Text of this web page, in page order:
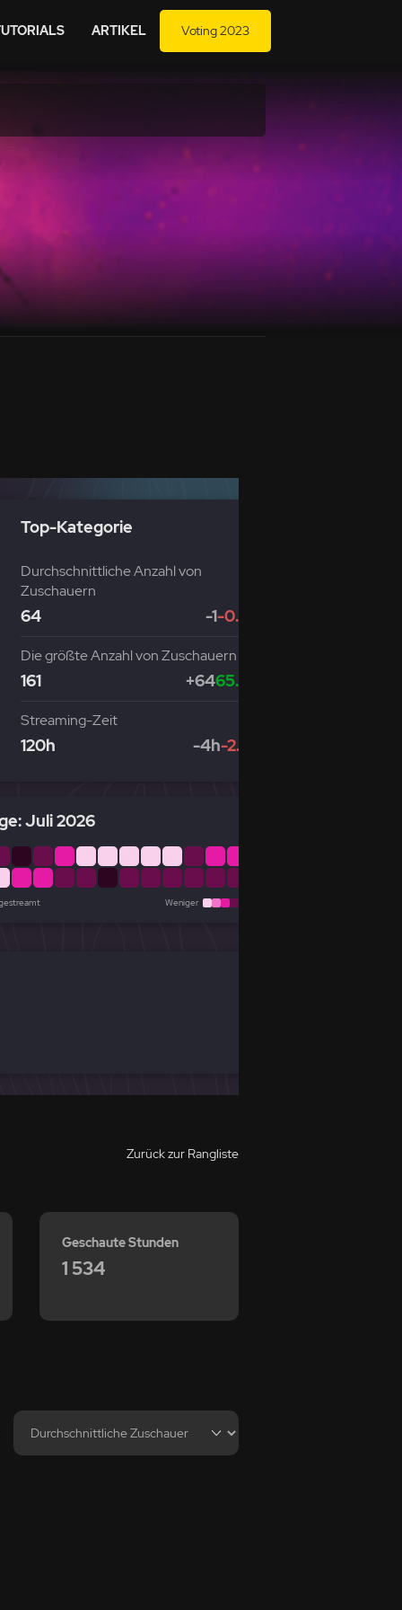
ARTIKEL Voting 2023
Top-Kategorie
Durchschnittliche Anzahl von
Zuschauern
64 -1-0.83%
Die größte Anzahl von Zuschauern
161 +6465.98%
Streaming-Zeit
120h -4h-2.69%
Juli 2026
Weniger
Zurück zur Rangliste
Geschaute Stunden
1 534